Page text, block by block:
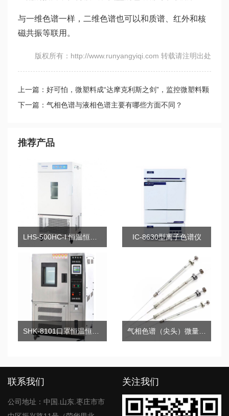
与一维色谱一样，二维色谱也可以和质谱、红外和核
磁共振等联用。
版权所有：http://www.runyangyiqi.com 转载请注明出处
上一篇：好可怕，微塑料成“达摩克利斯之剑”，监控微塑料颗
粒，迫在眉睫！
下一篇：气相色谱与液相色谱主要有哪些方面不同？
推荐产品
IC-8630型离子色谱仪
联系我们
公司地址：中国.山东.枣庄市市
关注我们